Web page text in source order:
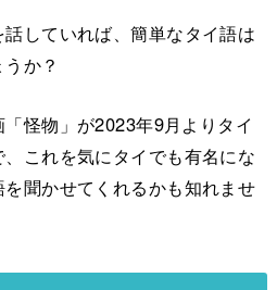
していれば、簡単なタイ語は
か？
怪物」が2023年9月よりタイ
これを気にタイでも有名にな
聞かせてくれるかも知れませ